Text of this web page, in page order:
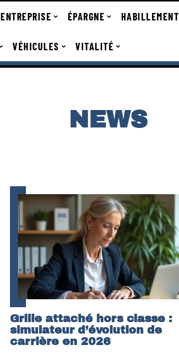
ENTREPRISE ÉPARGNE HABILLEMENT
VÉHICULES VITALITÉ
NEWS
Grille attaché hors classe :
simulateur d’évolution de
carrière en 2026